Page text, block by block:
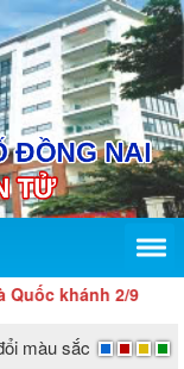
khánh 2/9
màu sắc